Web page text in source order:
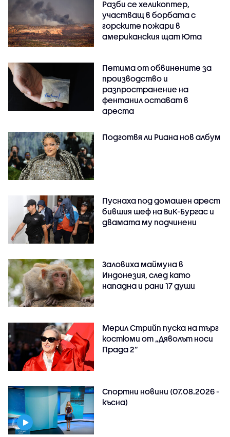
Разби се хеликоптер,
участващ в борбата с
горските пожари в
американския щат Юта
Петима от обвинените за
производство и
разпространение на
фентанил остават в
ареста
Подготвя ли Риана нов албум
Пуснаха под домашен арест
бившия шеф на ВиК-Бургас и
двамата му подчинени
Заловиха маймуна в
Индонезия, след като
нападна и рани 17 души
Мерил Стрийп пуска на търг
костюми от „Дяволът носи
Прада 2“
Спортни новини (07.08.2026 -
късна)